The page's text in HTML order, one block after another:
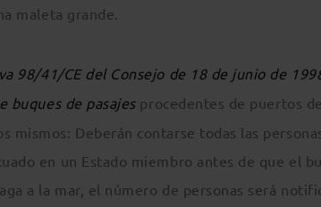
maleta grande.
98/41/CE del Consejo de 18 de junio de
buques de pasajesprocedentes de puertos
mismos: Deberán contarse todas las
en un Estado miembro antes de que el
a la mar, el número de personas será